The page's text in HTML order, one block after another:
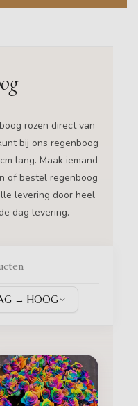
rozen direct van
bij ons regenboog
lang. Maak iemand
of bestel regenboog
levering door heel
dag levering.
→ HOOG